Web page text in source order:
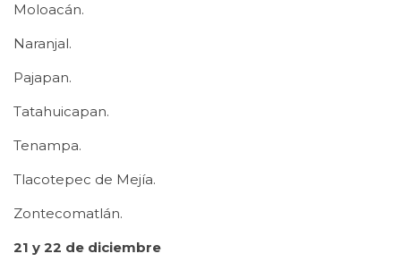
Moloacán.
Naranjal.
Pajapan.
Tatahuicapan.
Tenampa.
Tlacotepec de Mejía.
Zontecomatlán.
21 y 22 de diciembre